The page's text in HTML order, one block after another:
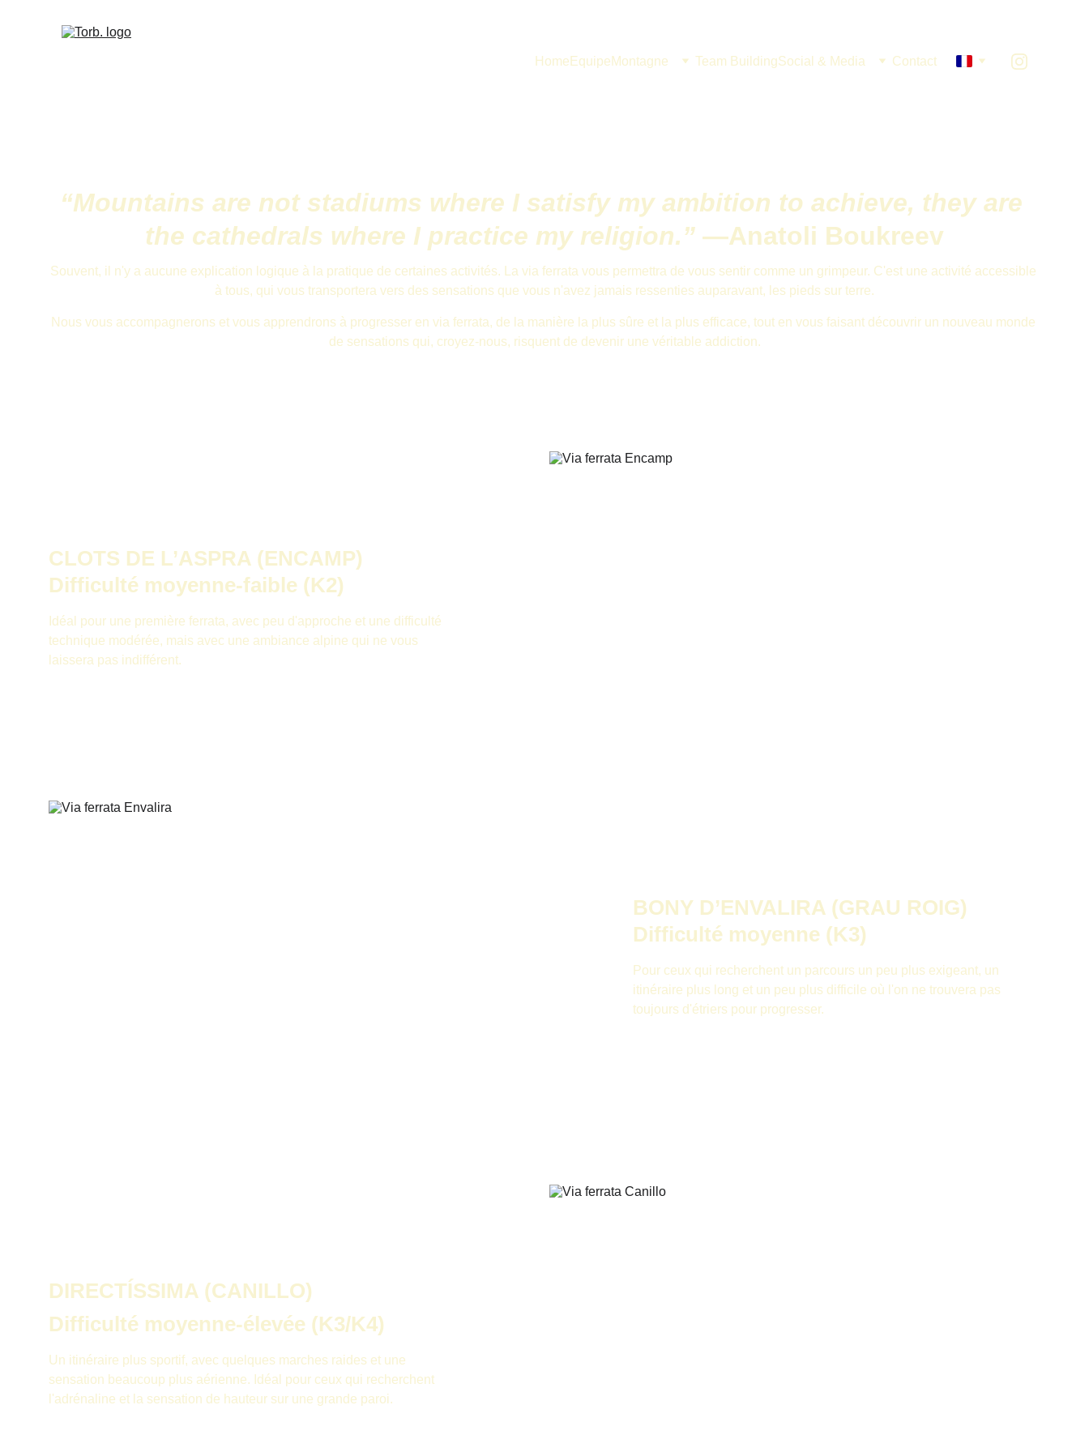
Home Equipe Montagne Team BuildingSocial & Media Contact
“Mountains are not stadiums where I satisfy my ambition to achieve, they are
the cathedrals where I practice my religion.” —Anatoli Boukreev
Souvent, il n'y a aucune explication logique à la pratique de certaines activités. La via ferrata vous permettra de vous sentir comme un grimpeur. C'est une activité accessible
à tous, qui vous transportera vers des sensations que vous n'avez jamais ressenties auparavant, les pieds sur terre.
Nous vous accompagnerons et vous apprendrons à progresser en via ferrata, de la manière la plus sûre et la plus efficace, tout en vous faisant découvrir un nouveau monde
de sensations qui, croyez-nous, risquent de devenir une véritable addiction.
CLOTS DE L’ASPRA (ENCAMP)
Difficulté moyenne-faible (K2)
Idéal pour une première ferrata, avec peu d'approche et une difficulté
technique modérée, mais avec une ambiance alpine qui ne vous
laissera pas indifférent.
BONY D’ENVALIRA (GRAU ROIG)
Difficulté moyenne (K3)
Pour ceux qui recherchent un parcours un peu plus exigeant, un
itinéraire plus long et un peu plus difficile où l'on ne trouvera pas
toujours d'étriers pour progresser.
DIRECTÍSSIMA (CANILLO)
Difficulté moyenne-élevée (K3/K4)
Un itinéraire plus sportif, avec quelques marches raides et une
sensation beaucoup plus aérienne. Idéal pour ceux qui recherchent
l'adrénaline et la sensation de hauteur sur une grande paroi.